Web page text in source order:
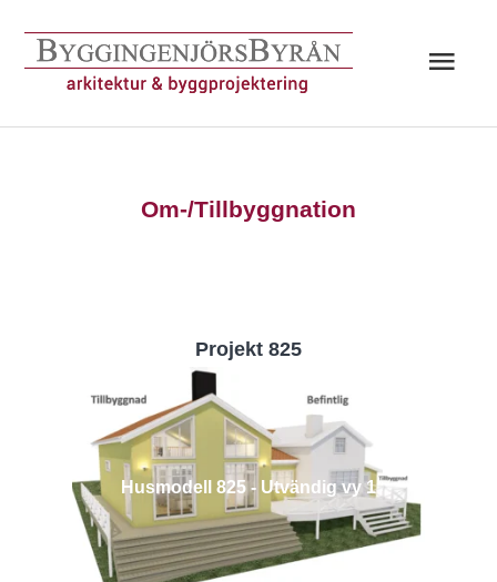
innehåll
Om-/Tillbyggnation
Projekt 825
Husmodell 825 - Utvändig vy 1